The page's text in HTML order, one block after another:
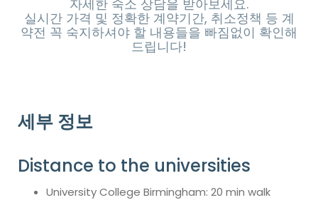
자세한 숙소 상담을 받아보세요.
실시간 가격 및 정확한 계약기간, 취소정책 등 계
약전 꼭 숙지하셔야 할 내용들을 빠짐없이 확인해
드립니다!
세부 정보
Distance to the universities
University College Birmingham: 20 min walk